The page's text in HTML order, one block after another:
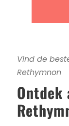
Vind de
Rethymnon